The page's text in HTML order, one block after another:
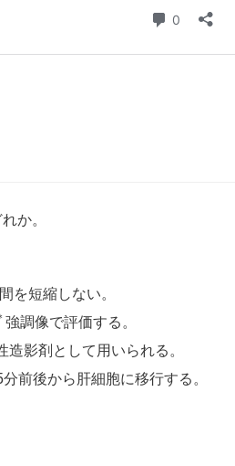
か。
を短縮しない。
強調像で評価する。
影剤として用いられる。
前後から肝細胞に移行する。